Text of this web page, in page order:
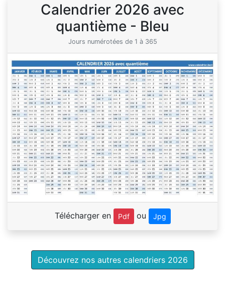
Calendrier 2026 avec
quantième - Bleu
Jours numérotées de 1 à 365
Télécharger en Pdf ou Jpg
Découvrez nos autres calendriers 2026